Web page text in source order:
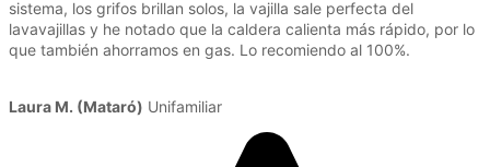
sistema, los grifos brillan solos, la vajilla sale perfecta del
lavavajillas y he notado que la caldera calienta más rápido, por lo
que también ahorramos en gas. Lo recomiendo al 100%.
Laura M. (Mataró) Unifamiliar